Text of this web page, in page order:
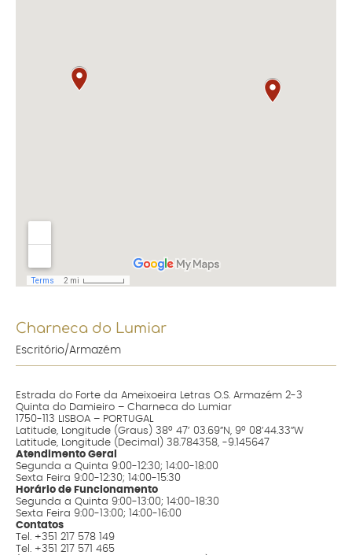
Charneca do Lumiar
Escritório/Armazém
Estrada do Forte da Ameixoeira Letras O.S. Armazém 2-3
Quinta do Damieiro – Charneca do Lumiar
1750-113 LISBOA – PORTUGAL
Latitude, Longitude (Graus) 38º 47’ 03.69”N, 9º 08’44.33”W
Latitude, Longitude (Decimal) 38.784358, -9.145647
Atendimento Geral
Segunda a Quinta 9:00-12:30; 14:00-18:00
Sexta Feira 9:00-12:30; 14:00-15:30
Horário de Funcionamento
Segunda a Quinta 9:00-13:00; 14:00-18:30
Sexta Feira 9:00-13:00; 14:00-16:00
Contatos
Tel. +351 217 578 149
Tel. +351 217 571 465